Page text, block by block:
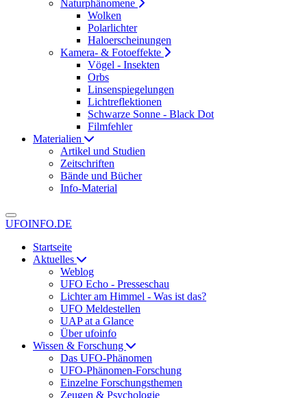
Naturphänomene
Wolken
Polarlichter
Haloerscheinungen
Kamera- & Fotoeffekte
Vögel - Insekten
Orbs
Linsenspiegelungen
Lichtreflektionen
Schwarze Sonne - Black Dot
Filmfehler
Materialien
Artikel und Studien
Zeitschriften
Bände und Bücher
Info-Material
UFOINFO.DE
Startseite
Aktuelles
Weblog
UFO Echo - Presseschau
Lichter am Himmel - Was ist das?
UFO Meldestellen
UAP at a Glance
Über ufoinfo
Wissen & Forschung
Das UFO-Phänomen
UFO-Phänomen-Forschung
Einzelne Forschungsthemen
Zeugen & Psychologie